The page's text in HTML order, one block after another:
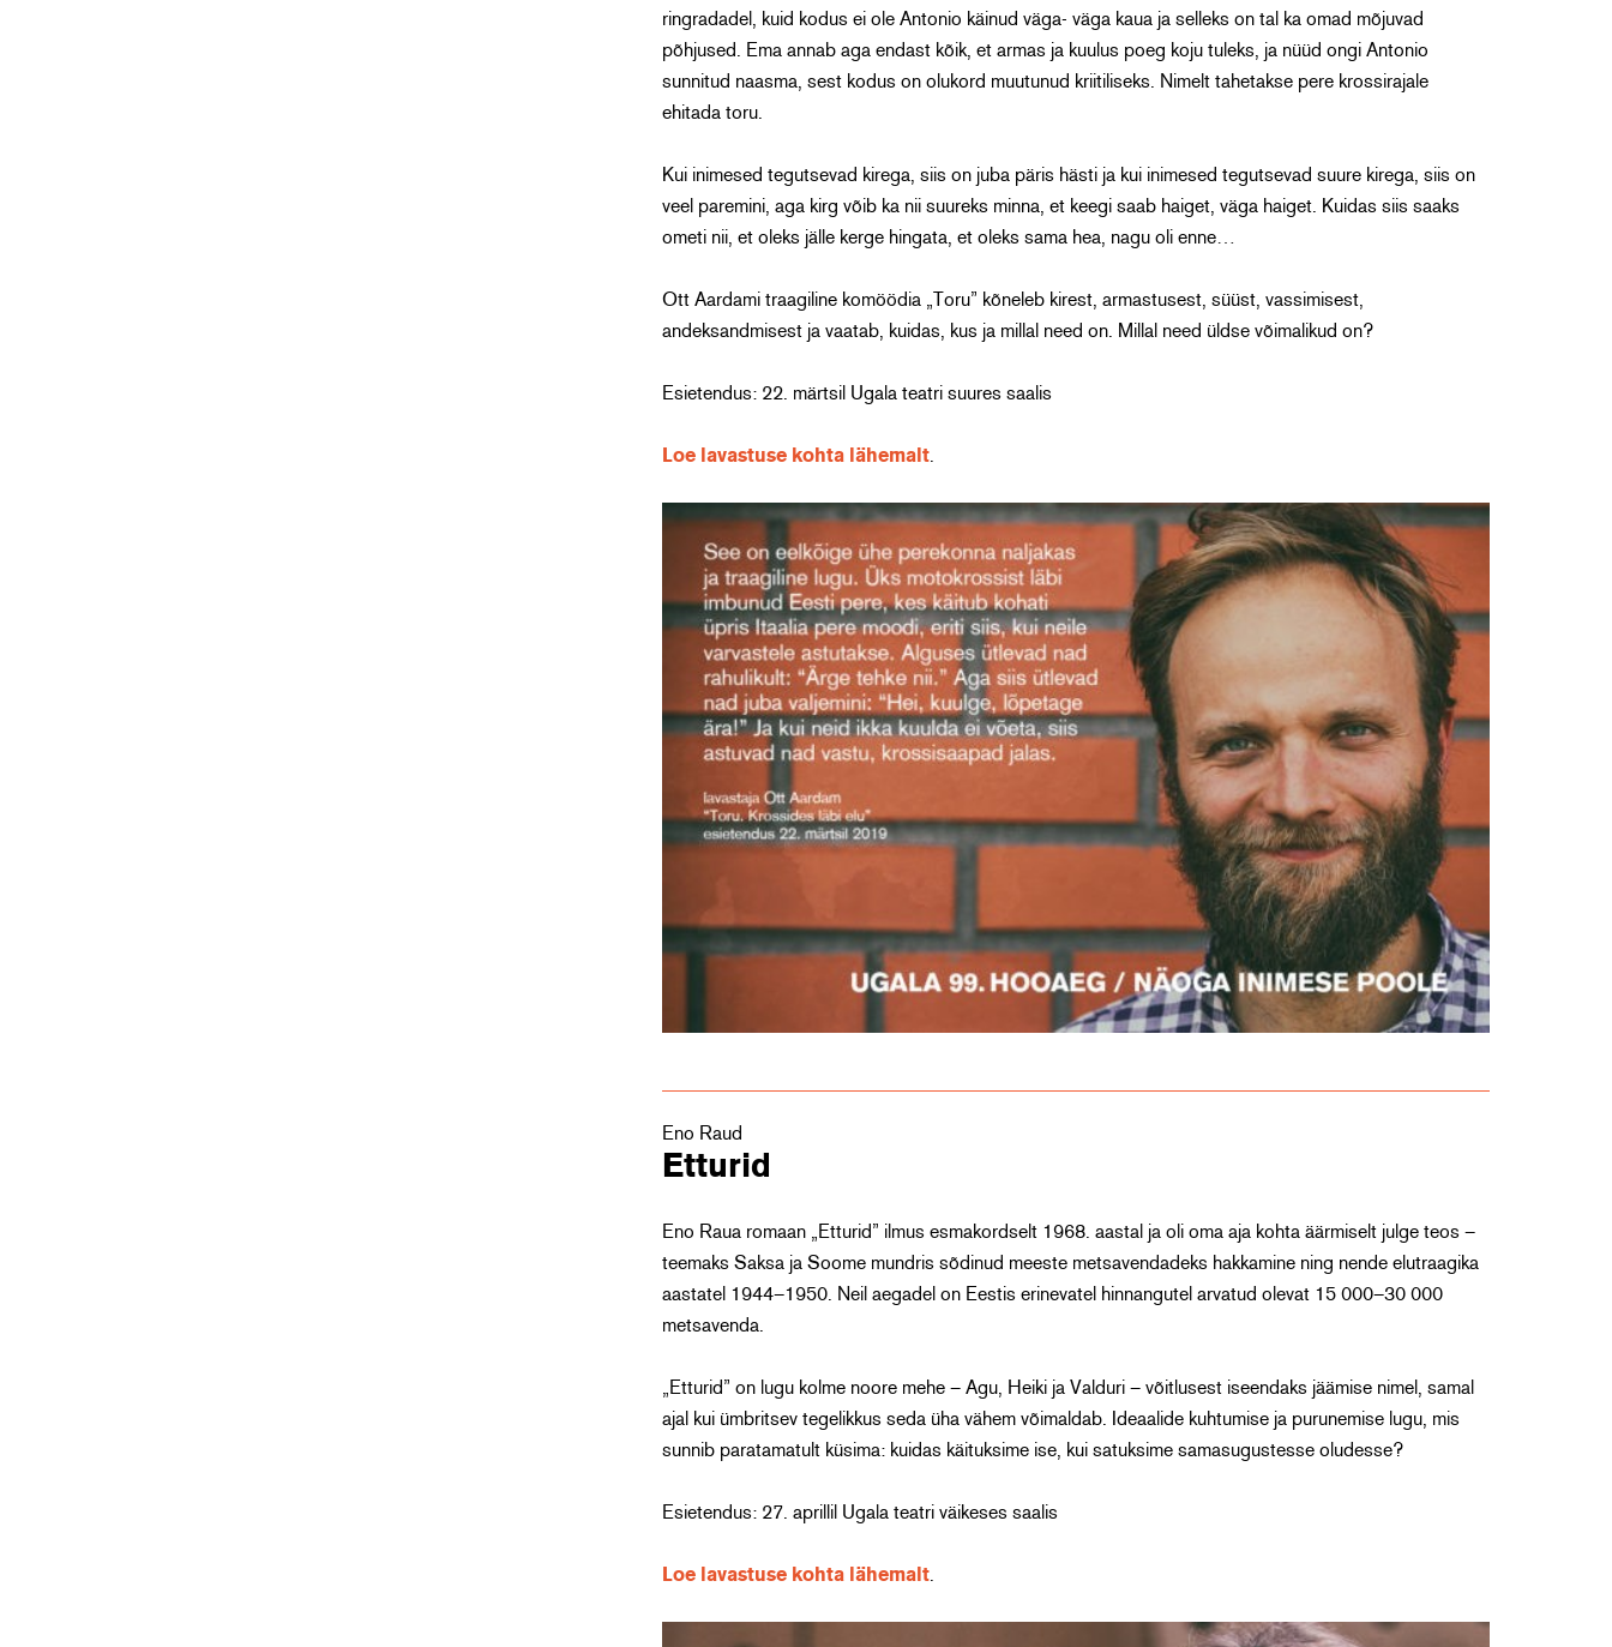
ringradadel, kuid kodus ei ole Antonio käinud väga- väga kaua ja selleks on tal ka omad mõjuvad
põhjused. Ema annab aga endast kõik, et armas ja kuulus poeg koju tuleks, ja nüüd ongi Antonio
sunnitud naasma, sest kodus on olukord muutunud kriitiliseks. Nimelt tahetakse pere krossirajale
ehitada toru.
Kui inimesed tegutsevad kirega, siis on juba päris hästi ja kui inimesed tegutsevad suure kirega, siis on
veel paremini, aga kirg võib ka nii suureks minna, et keegi saab haiget, väga haiget. Kuidas siis saaks
ometi nii, et oleks jälle kerge hingata, et oleks sama hea, nagu oli enne…
Ott Aardami traagiline komöödia „Toru” kõneleb kirest, armastusest, süüst, vassimisest,
andeksandmisest ja vaatab, kuidas, kus ja millal need on. Millal need üldse võimalikud on?
Esietendus: 22. märtsil Ugala teatri suures saalis
Loe lavastuse kohta lähemalt.
Eno Raud
Etturid
Eno Raua romaan „Etturid” ilmus esmakordselt 1968. aastal ja oli oma aja kohta äärmiselt julge teos –
teemaks Saksa ja Soome mundris sõdinud meeste metsavendadeks hakkamine ning nende elutraagika
aastatel 1944–1950. Neil aegadel on Eestis erinevatel hinnangutel arvatud olevat 15 000–30 000
metsavenda.
„Etturid” on lugu kolme noore mehe – Agu, Heiki ja Valduri – võitlusest iseendaks jäämise nimel, samal
ajal kui ümbritsev tegelikkus seda üha vähem võimaldab. Ideaalide kuhtumise ja purunemise lugu, mis
sunnib paratamatult küsima: kuidas käituksime ise, kui satuksime samasugustesse oludesse?
Esietendus: 27. aprillil Ugala teatri väikeses saalis
Loe lavastuse kohta lähemalt